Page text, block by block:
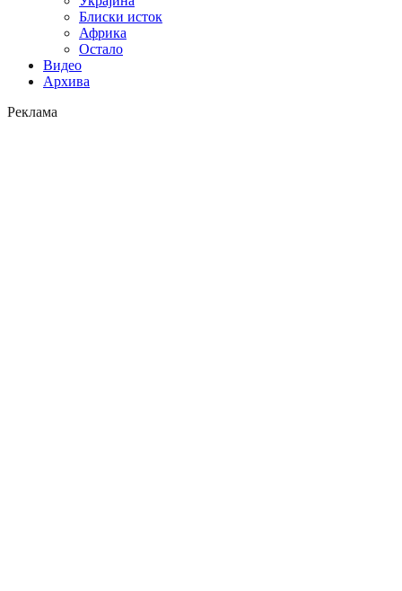
Блиски исток
Африка
Остало
Видео
Архива
Реклама